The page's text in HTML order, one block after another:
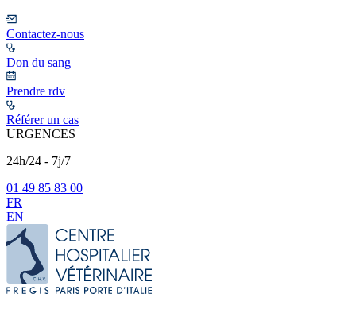
Contactez-nous
Don du sang
Prendre rdv
Référer un cas
URGENCES
24h/24 - 7j/7
01 49 85 83 00
FR
EN